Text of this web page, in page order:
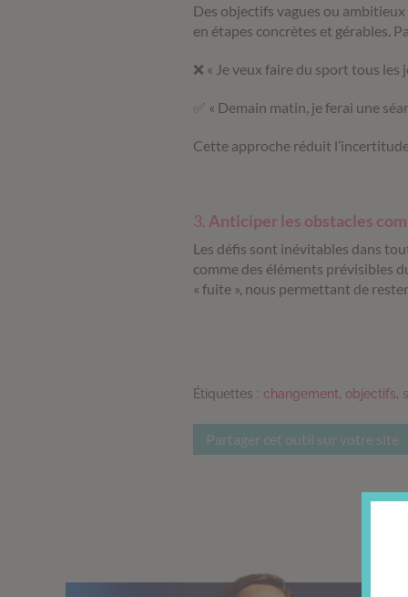
Des objectifs vagues ou
en étapes concrètes et gérables.
❌ « Je veux faire du sport tous les
✅ « Demain matin, je ferai une
Cette approche réduit
3.Anticiper les obstacles
Les défis sont inévitables dans
comme des éléments prévisibles
« fuite », nous permettant de
Étiquettes : changement, objectifs,
Partager cet outil sur votre site